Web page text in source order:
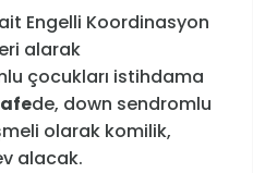
Engelli Koordinasyon
alarak
çocukları istihdama
de, down sendromlu
olarak komilik,
alacak.